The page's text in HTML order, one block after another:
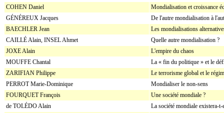
COHEN Daniel
Mondialisation et croissance
GÉNÉREUX Jacques
De l'autre mondialisation à
BAECHLER Jean
Les mondialisations
CAILLÉ Alain, INSEL Ahmet
Quelle autre mondialisation ?
JOXE Alain
L'empire du chaos
MOUFFE Chantal
La « fin du politique » et le
ZARIFIAN Philippe
Le terrorisme global et le
PERROT Marie-Dominique
Mondialiser le non-sens
FOURQUET François
Une société mondiale ?
de TOLÉDO Alain
La société mondiale existera-t-